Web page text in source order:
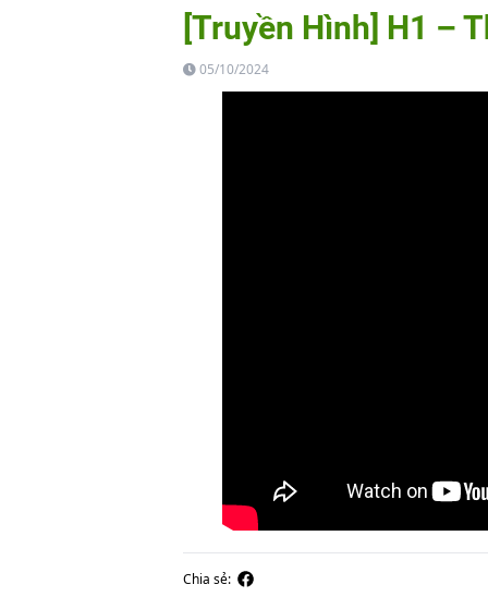
[Truyền Hình] H1 –
05/10/2024
Chia sẻ: